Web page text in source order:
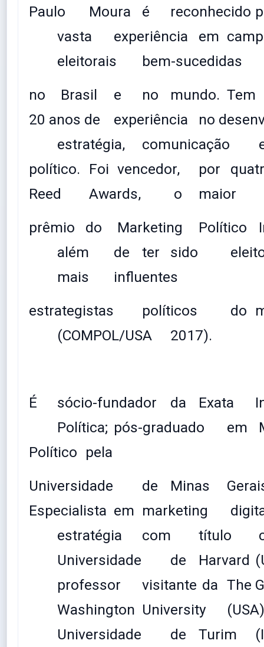
Paulo Moura é reconhecido
vasta
experiência em
eleitorais
bem-sucedidas
no
Brasil e no mundo. Tem
20 anos de
experiência
no
estratégia,
comunicação
político.
Foi vencedor, por
Reed
Awards, o
maior
prêmio
do Marketing Político
além
de ter sido
mais
influentes
estrategistas
políticos do
(COMPOL/USA
2017).
É sócio-fundador da Exata
Política; pós-graduado em
Político pela
Universidade
de Minas
Especialista em marketing
estratégia
com título
Universidade
de Harvard
professor
visitante da The
Washington University
(USA)
Universidade
de Turim